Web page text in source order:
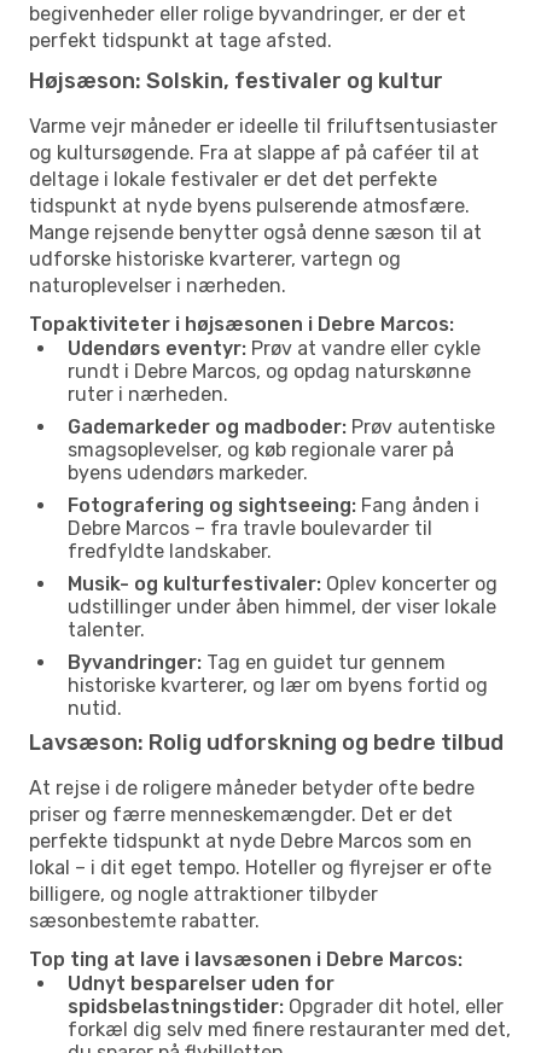
begivenheder eller rolige byvandringer, er der et
perfekt tidspunkt at tage afsted.
Højsæson: Solskin, festivaler og kultur
Varme vejr måneder er ideelle til friluftsentusiaster
og kultursøgende. Fra at slappe af på caféer til at
deltage i lokale festivaler er det det perfekte
tidspunkt at nyde byens pulserende atmosfære.
Mange rejsende benytter også denne sæson til at
udforske historiske kvarterer, vartegn og
naturoplevelser i nærheden.
Topaktiviteter i højsæsonen i Debre Marcos:
Udendørs eventyr: Prøv at vandre eller cykle
rundt i Debre Marcos, og opdag naturskønne
ruter i nærheden.
Gademarkeder og madboder: Prøv autentiske
smagsoplevelser, og køb regionale varer på
byens udendørs markeder.
Fotografering og sightseeing: Fang ånden i
Debre Marcos – fra travle boulevarder til
fredfyldte landskaber.
Musik- og kulturfestivaler: Oplev koncerter og
udstillinger under åben himmel, der viser lokale
talenter.
Byvandringer: Tag en guidet tur gennem
historiske kvarterer, og lær om byens fortid og
nutid.
Lavsæson: Rolig udforskning og bedre tilbud
At rejse i de roligere måneder betyder ofte bedre
priser og færre menneskemængder. Det er det
perfekte tidspunkt at nyde Debre Marcos som en
lokal – i dit eget tempo. Hoteller og flyrejser er ofte
billigere, og nogle attraktioner tilbyder
sæsonbestemte rabatter.
Top ting at lave i lavsæsonen i Debre Marcos:
Udnyt besparelser uden for
spidsbelastningstider: Opgrader dit hotel, eller
forkæl dig selv med finere restauranter med det,